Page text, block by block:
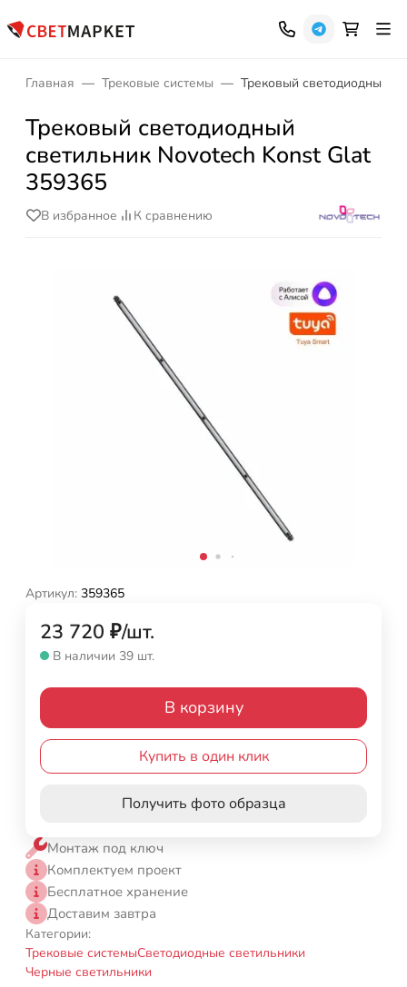
Главная Трековые системы Трековый светодиодный
Трековый светодиодный
светильник Novotech Konst Glat
359365
В избранное К сравнению
Артикул: 359365
23 720 ₽/шт.
В наличии 39 шт.
В корзину
Купить в один клик
Получить фото образца
Монтаж под ключ
Комплектуем проект
Бесплатное хранение
Доставим завтра
Категории:
Трековые системыСветодиодные светильники
Черные светильники